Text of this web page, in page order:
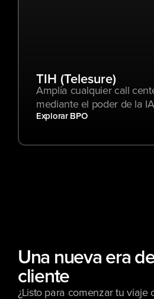
TIH (Telesure)
Amplía cualquier call
mediante el poder de la
Explorar BPO
Una nueva era
cliente
¿Listo para comenzar tu viaje